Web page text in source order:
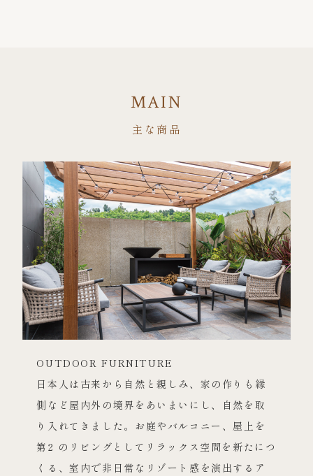
MAIN
主な商品
OUTDOOR FURNITURE
日本人は古来から自然と親しみ、家の作りも縁
側など屋内外の境界をあいまいにし、自然を取
り入れてきました。お庭やバルコニー、屋上を
第2 のリビングとしてリラックス空間を新たにつ
くる、室内で非日常なリゾート感を演出するア